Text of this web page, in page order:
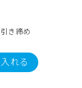
き締め
れる